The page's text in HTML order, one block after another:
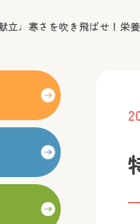
立♩寒さを吹き飛ばせ！栄